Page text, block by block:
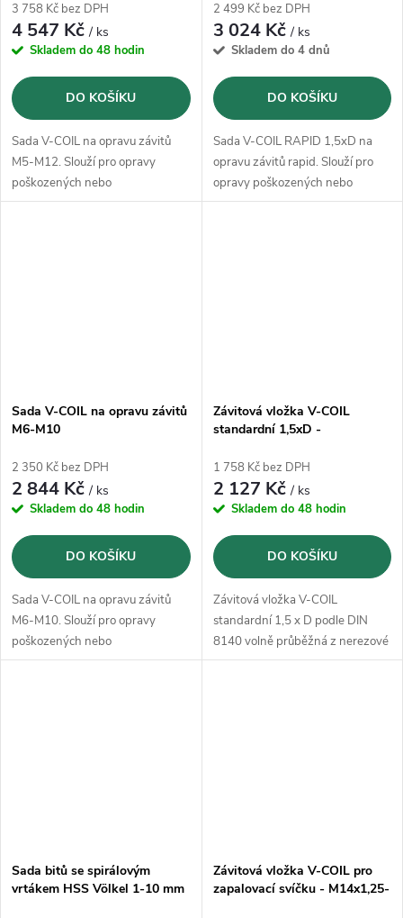
3 758 Kč bez DPH
4 547 Kč/ ks
Skladem do 48 hodin
DO KOŠÍKU
Sada V-COIL na opravu závitů
M5-M12. Slouží pro opravy
poškozených nebo
opotřebovaných závitů a opravy
2 499 Kč bez DPH
3 024 Kč/ ks
Skladem do 4 dnů
DO KOŠÍKU
Sada V-COIL RAPID 1,5xD na
opravu závitů rapid. Slouží pro
opravy poškozených nebo
opotřebovaných závitů a opravy
Sada V-COIL na opravu závitů
M6-M10
2 350 Kč bez DPH
2 844 Kč/ ks
Skladem do 48 hodin
DO KOŠÍKU
Sada V-COIL na opravu závitů
M6-M10. Slouží pro opravy
poškozených nebo
opotřebovaných závitů a opravy
Závitová vložka V-COIL
standardní 1,5xD -
1 758 Kč bez DPH
2 127 Kč/ ks
Skladem do 48 hodin
DO KOŠÍKU
Závitová vložka V-COIL
standardní 1,5 x D podle DIN
8140 volně průběžná z nerezové
oceli v balení 100ks
Sada bitů se spirálovým
vrtákem HSS Völkel 1-10 mm
Závitová vložka V-COIL pro
zapalovací svíčku - M14x1,25-